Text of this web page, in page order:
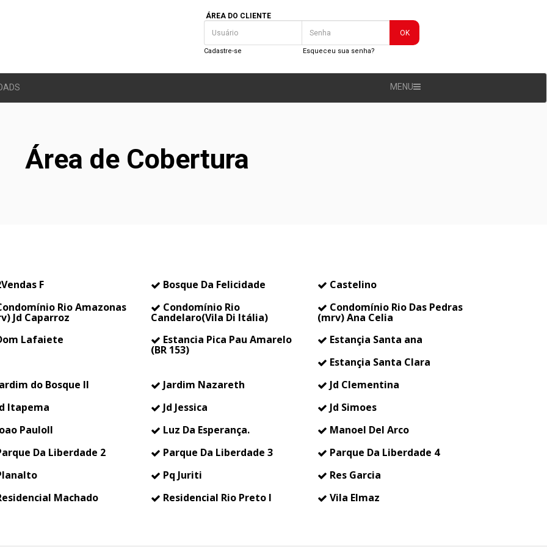
ÁREA DO CLIENTE
OK
Cadastre-se Esqueceu sua senha?
MENU
Área de Cobertura
F Bosque Da Felicidade
Castelino
Rio Amazonas
Jd Caparroz
Condomínio Rio
Candelaro(Vila Di Itália)
Condomínio Rio Das Pedras
(mrv) Ana Celia
Lafaiete Estancia Pica Pau Amarelo
(BR 153)
Estançia Santa ana
Estançia Santa Clara
do Bosque II Jardim Nazareth
Jd Clementina
Itapema Jd Jessica
Jd Simoes
PauloII Luz Da Esperança.
Manoel Del Arco
Da Liberdade 2 Parque Da Liberdade 3
Parque Da Liberdade 4
Pq Juriti
Res Garcia
Machado Residencial Rio Preto I Vila Elmaz